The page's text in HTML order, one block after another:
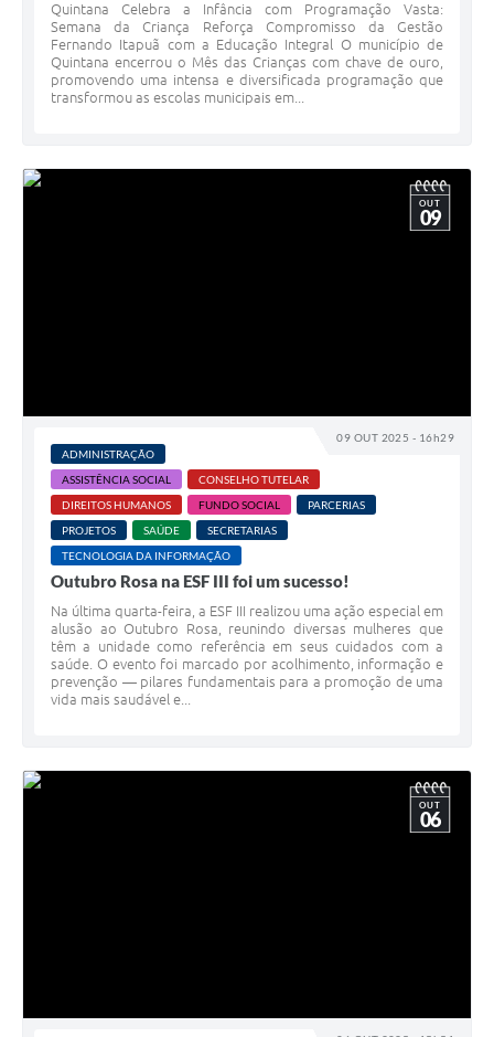
Quintana Celebra a Infância com Programação Vasta:
Semana da Criança Reforça Compromisso da Gestão
Fernando Itapuã com a Educação Integral O município de
Quintana encerrou o Mês das Crianças com chave de ouro,
promovendo uma intensa e diversificada programação que
transformou as escolas municipais em...
09 OUT 2025 - 16h29
OUT
09
ADMINISTRAÇÃO
ASSISTÊNCIA SOCIAL
CONSELHO TUTELAR
DIREITOS HUMANOS
FUNDO SOCIAL
PARCERIAS
PROJETOS
SAÚDE
SECRETARIAS
TECNOLOGIA DA INFORMAÇÃO
Outubro Rosa na ESF III foi um sucesso!
Na última quarta-feira, a ESF III realizou uma ação especial em
alusão ao Outubro Rosa, reunindo diversas mulheres que
têm a unidade como referência em seus cuidados com a
saúde. O evento foi marcado por acolhimento, informação e
prevenção — pilares fundamentais para a promoção de uma
vida mais saudável e...
OUT
06